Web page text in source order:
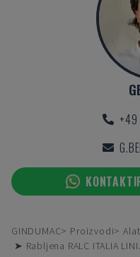
+49
GINDUMAC Proizvodi
➤ Rabljena RALC ITALIA